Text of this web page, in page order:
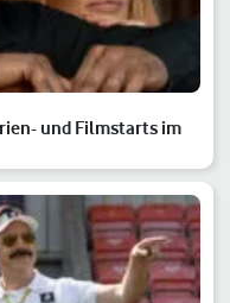
und Filmstarts im